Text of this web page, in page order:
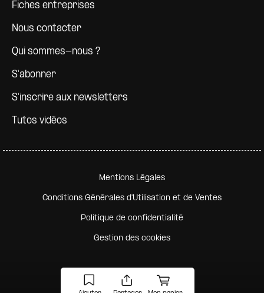
Fiches entreprises
Nous contacter
Qui sommes-nous ?
S'abonner
S'inscrire aux newsletters
Tutos vidéos
Pied de page secondaire
Mentions Légales
Conditions Générales d'Utilisation et de Ventes
Politique de confidentialité
Gestion des cookies